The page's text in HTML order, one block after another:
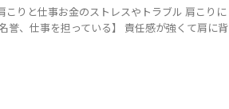
りと仕事お金のストレスやトラブル 肩こりに
誉、仕事を担っている】 責任感が強くて肩に背